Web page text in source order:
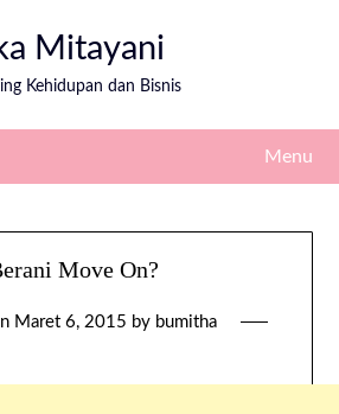
Mitayani
Kehidupan dan Bisnis
Menu
Move On?
Maret 6, 2015 by bumitha